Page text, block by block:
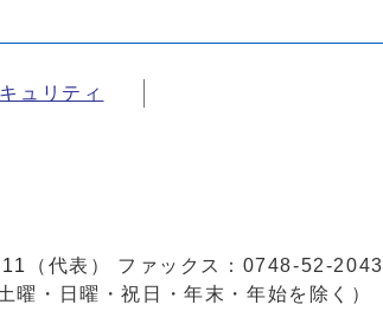
ュリティ
（代表） ファックス：0748-52-2043
・日曜・祝日・年末・年始を除く）